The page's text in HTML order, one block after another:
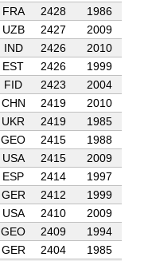
FRA 2428
1986
UZB 2427
2009
IND 2426
2010
EST 2426
1999
FID 2423
2004
CHN 2419
2010
UKR 2419
1985
GEO 2415
1988
USA 2415
2009
ESP 2414
1997
GER 2412
1999
USA 2410
2009
GEO 2409
1994
GER 2404
1985